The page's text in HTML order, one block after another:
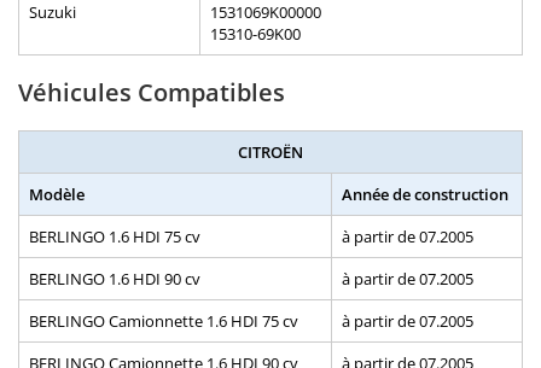
Suzuki
1531069K00000
15310-69K00
Véhicules Compatibles
CITROËN
Modèle
Année de construction
BERLINGO 1.6 HDI 75 cv
à partir de 07.2005
BERLINGO 1.6 HDI 90 cv
à partir de 07.2005
BERLINGO Camionnette 1.6 HDI 75 cv
à partir de 07.2005
BERLINGO Camionnette 1.6 HDI 90 cv
à partir de 07.2005